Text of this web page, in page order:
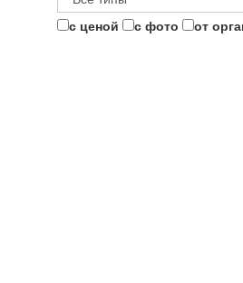
с ценой с фото от